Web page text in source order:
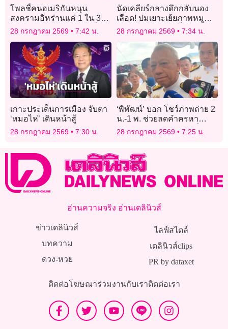
โพลชี้คนอเมริกันหนุน
สงครามอิหร่านแค่ 1 ใน 3
กังขาทรัมป์ไร้เป้าหมายที่
28 กรกฎาคม 2569 7:42 น.
นัดเคลียร์กลางดึกกลับนอง
เลือด! ปมเยาะเย้ยภาพหมู
หน้าสุเหร่า ดับ 1 เจ็บ 1
28 กรกฎาคม 2569 7:34 น.
เกาะประเด็นการเมือง จับตา
‘หมอไห่’ เดินหน้าสู้
28 กรกฎาคม 2569 7:30 น.
‘พิพัฒน์’ บอก โชว์ภาพถ่าย 2
น.-1 พ. ช่วยลดคำครหา
แตกแยก สยบพวกชอบปั่น
28 กรกฎาคม 2569 7:25 น.
อ่านความจริง อ่านเดลินิวส์
ข่าวเดลินิวส์
บทความ
ดวง-หวย
ไลฟ์สไตล์
เดลินิวส์clips
PR by dataxet
ติดต่อโฆษณาร่วมงานกับเราติดต่อเรา